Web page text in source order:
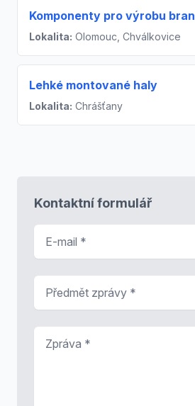
Komponenty pro výrobu bran
Lokalita: Olomouc, Chválkovice
Lehké montované haly
Lokalita: Chrášťany
Kontaktní formulář